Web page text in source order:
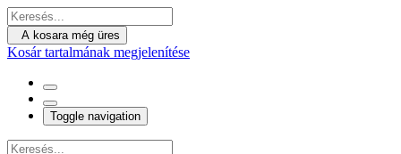
A kosara még üres
Kosár tartalmának megjelenítése
Toggle navigation